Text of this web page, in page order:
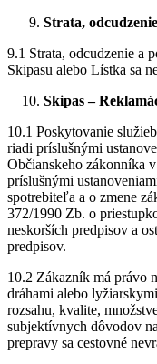
Strata,
9.1 Strata, odcudzenie a
Skipasu alebo Lístka sa
Skipas –
10.1 Poskytovanie
riadi príslušnými
Občianskeho zákonníka
príslušnými
spotrebiteľa a o zmene
372/1990 Zb. o
neskorších predpisov a
predpisov.
10.2 Zákazník má právo
dráhami alebo
rozsahu, kvalite,
subjektívnych dôvodov
prepravy sa cestovné